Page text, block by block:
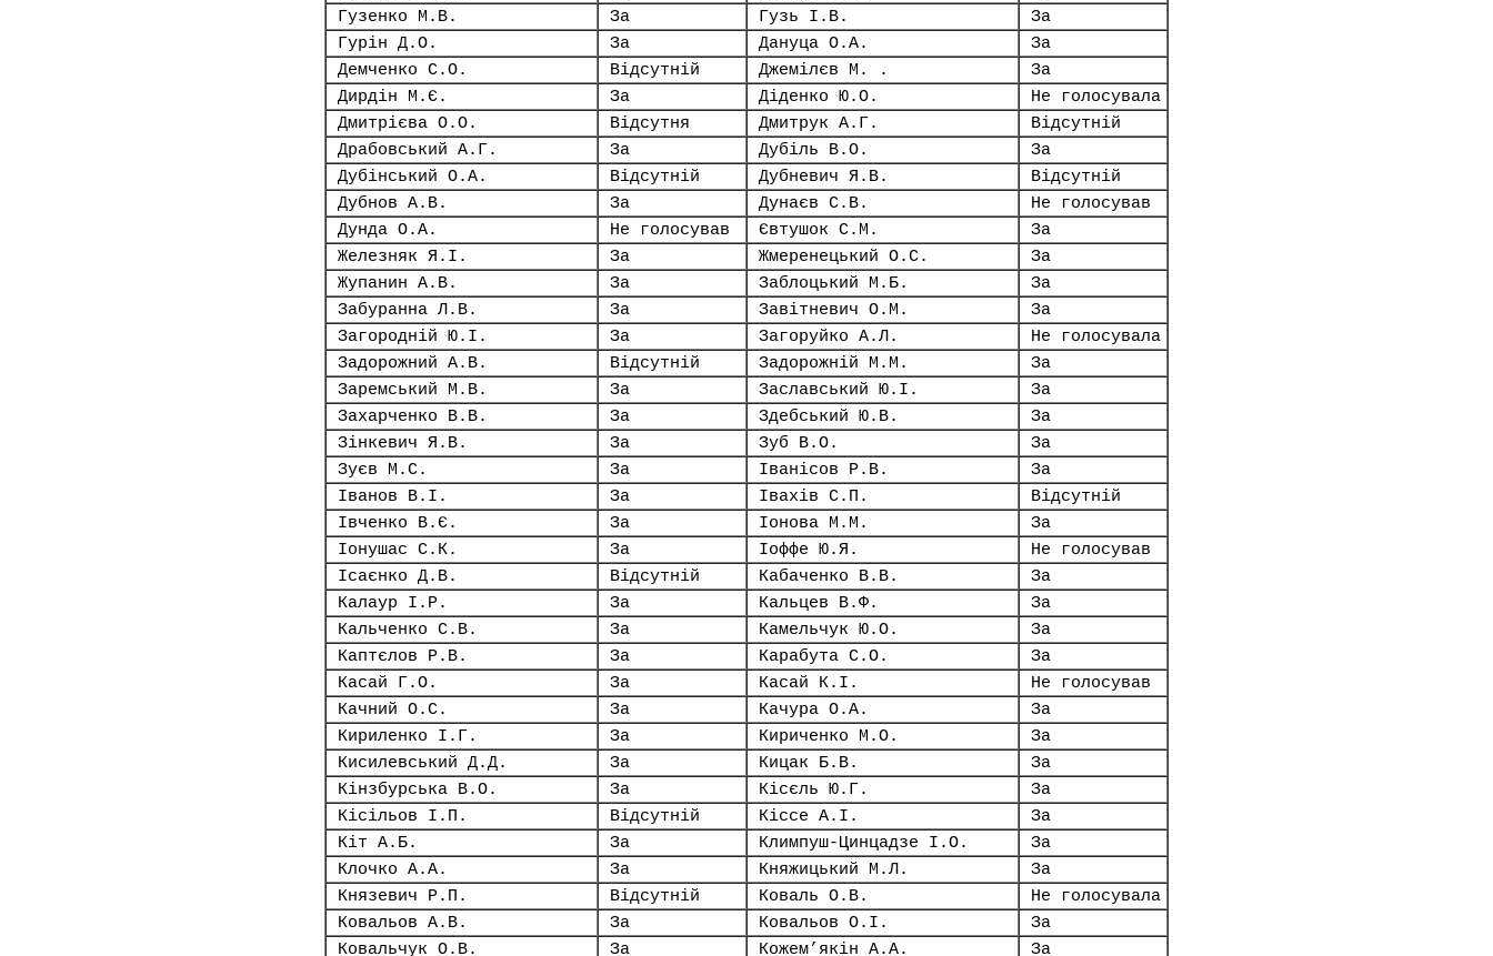
Гузенко М.В.
За Гузь І.В.
За
Гурін Д.О.
За Дануца О.А.
За
Демченко С.О.
Відсутній Джемілєв М. .
За
Дирдін М.Є.
За Діденко Ю.О.
Не голосувала
Дмитрієва О.О.
Відсутня Дмитрук А.Г.
Відсутній
Драбовський А.Г.
За Дубіль В.О.
За
Дубінський О.А.
Відсутній Дубневич Я.В.
Відсутній
Дубнов А.В.
За Дунаєв С.В.
Не голосував
Дунда О.А.
Не голосував Євтушок С.М.
За
Железняк Я.І.
За Жмеренецький О.С.
За
Жупанин А.В.
За Заблоцький М.Б.
За
Забуранна Л.В.
За Завітневич О.М.
За
Загородній Ю.І.
За Загоруйко А.Л.
Не голосувала
Задорожний А.В.
Відсутній Задорожній М.М.
За
Заремський М.В.
За Заславський Ю.І.
За
Захарченко В.В.
За Здебський Ю.В.
За
Зінкевич Я.В.
За Зуб В.О.
За
Зуєв М.С.
За Іванісов Р.В.
За
Іванов В.І.
За Івахів С.П.
Відсутній
Івченко В.Є.
За Іонова М.М.
За
Іонушас С.К.
За Іоффе Ю.Я.
Не голосував
Ісаєнко Д.В.
Відсутній Кабаченко В.В.
За
Калаур І.Р.
За Кальцев В.Ф.
За
Кальченко С.В.
За Камельчук Ю.О.
За
Каптєлов Р.В.
За Карабута С.О.
За
Касай Г.О.
За Касай К.І.
Не голосував
Качний О.С.
За Качура О.А.
За
Кириленко І.Г.
За Кириченко М.О.
За
Кисилевський Д.Д.
За Кицак Б.В.
За
Кінзбурська В.О.
За Кісєль Ю.Г.
За
Кісільов І.П.
Відсутній Кіссе А.І.
За
Кіт А.Б.
За Климпуш-Цинцадзе І.О.
За
Клочко А.А.
За Княжицький М.Л.
За
Князевич Р.П.
Відсутній Коваль О.В.
Не голосувала
Ковальов А.В.
За Ковальов О.І.
За
Ковальчук О.В.
За Кожем’якін А.А.
За